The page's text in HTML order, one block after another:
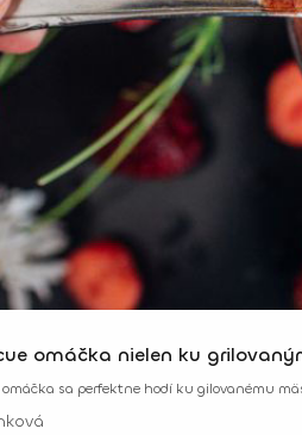
omáčka nielen ku
omáčka sa perfektne hodí ku gilovanému